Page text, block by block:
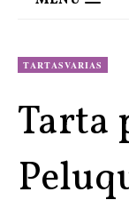
TARTASVARIAS
Tarta